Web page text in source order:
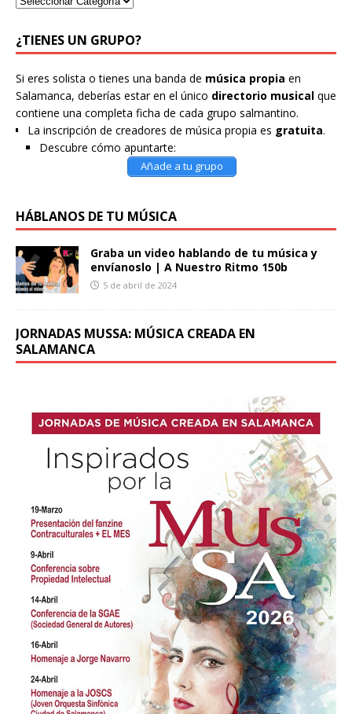
¿TIENES UN GRUPO?
Si eres solista o tienes una banda de música propia en
Salamanca, deberías estar en el único directorio musical que
contiene una completa ficha de cada grupo salmantino.
La inscripción de creadores de música propia es gratuita.
Descubre cómo apuntarte:
Añade a tu grupo
HÁBLANOS DE TU MÚSICA
Graba un video hablando de tu música y
envíanoslo | A Nuestro Ritmo 150b
5 de abril de 2024
JORNADAS MUSSA: MÚSICA CREADA EN
SALAMANCA